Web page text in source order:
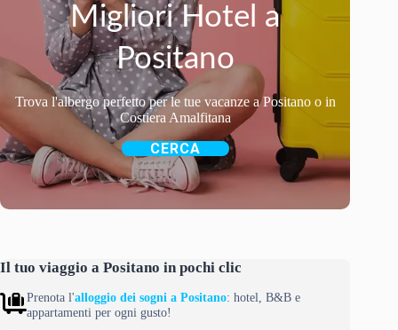
Migliori Hotel a
Positano
Trova l'albergo perfetto per le tue vacanze a Positano o in
Costiera Amalfitana
CERCA
Il tuo viaggio a Positano in pochi clic
Prenota l'alloggio dei sogni a Positano: hotel, B&B e
appartamenti per ogni gusto!